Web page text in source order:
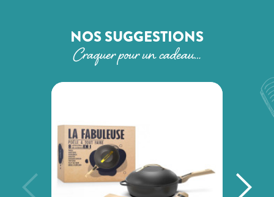
NOS SUGGESTIONS
Craquer pour un cadeau…